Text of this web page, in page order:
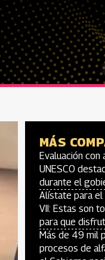
MÁS
Evaluación con
UNESCO
durante el
Alístate para el
VII: Estas son
para que
Más de 49 mil
procesos de